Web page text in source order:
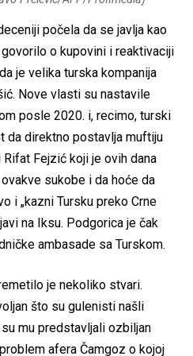
počela da se javlja kao
o kupovini i reaktivaciji
je velika turska kompanija
Nove vlasti su nastavile
posle 2020. i, recimo, turski
da direktno postavlja muftiju
Rifat Fejzić koji je ovih dana
sukobe i da hoće da
i „kazni Tursku preko Crne
na Iksu. Podgorica je čak
ambasade sa Turskom.
je nekoliko stvari.
što su gulenisti našli
mu predstavljali ozbiljan
afera Čamgoz o kojoj